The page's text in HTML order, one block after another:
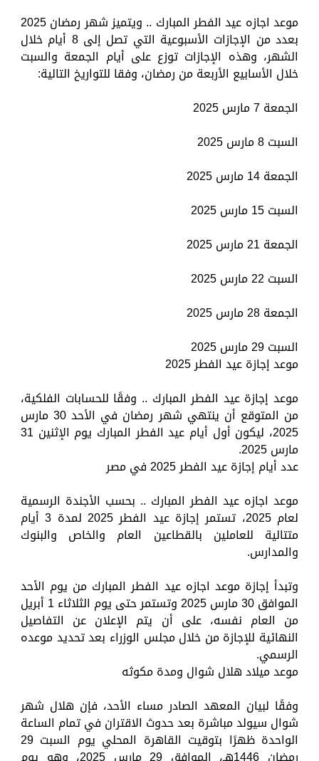
موعد اجازه عيد الفطر المبارك .. ويتميز شهر رمضان 2025
بعدد من الإجازات الأسبوعية التي تصل إلى 8 أيام خلال
الشهر، وهذه الإجازات توزع على أيام الجمعة والسبت
خلال الأسابيع الأربعة من رمضان، وفقا للتواريخ التالية:
الجمعة 7 مارس 2025
السبت 8 مارس 2025
الجمعة 14 مارس 2025
السبت 15 مارس 2025
الجمعة 21 مارس 2025
السبت 22 مارس 2025
الجمعة 28 مارس 2025
السبت 29 مارس 2025
موعد إجازة عيد الفطر 2025
موعد إجازة عيد الفطر المبارك .. وفقًا للحسابات الفلكية،
من المتوقع أن ينتهي شهر رمضان في الأحد 30 مارس
2025، ليكون أول أيام عيد الفطر المبارك يوم الإثنين 31
مارس 2025.
عدد أيام إجازة عيد الفطر 2025 في مصر
موعد اجازه عيد الفطر المبارك .. بحسب الأجندة الرسمية
لعام 2025، تستمر إجازة عيد الفطر 2025 لمدة 3 أيام
متتالية للعاملين بالقطاعين العام والخاص والبنوك
والمدارس.
وتبدأ إجازة موعد اجازه عيد الفطر المبارك من يوم الأحد
الموافق 30 مارس 2025 وتستمر حتى يوم الثلاثاء 1 أبريل
من العام نفسه، على أن يتم الإعلان عن التفاصيل
النهائية للإجازة من خلال مجلس الوزراء بعد تحديد موعده
الرسمي.
موعد ميلاد هلال شوال ومدة مكوثه
وفقًا لبيان المعهد الصادر مساء الأحد، فإن هلال شهر
شوال سيولد مباشرة بعد حدوث الاقتران في تمام الساعة
الواحدة ظهرًا بتوقيت القاهرة المحلي يوم السبت 29